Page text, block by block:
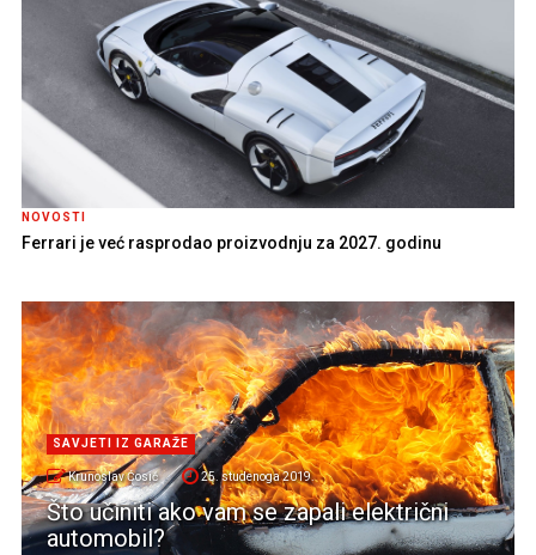
NOVOSTI
Ferrari je već rasprodao proizvodnju za 2027. godinu
SAVJETI IZ GARAŽE
Krunoslav Ćosić 25. studenoga 2019.
Što učiniti ako vam se zapali električni
automobil?